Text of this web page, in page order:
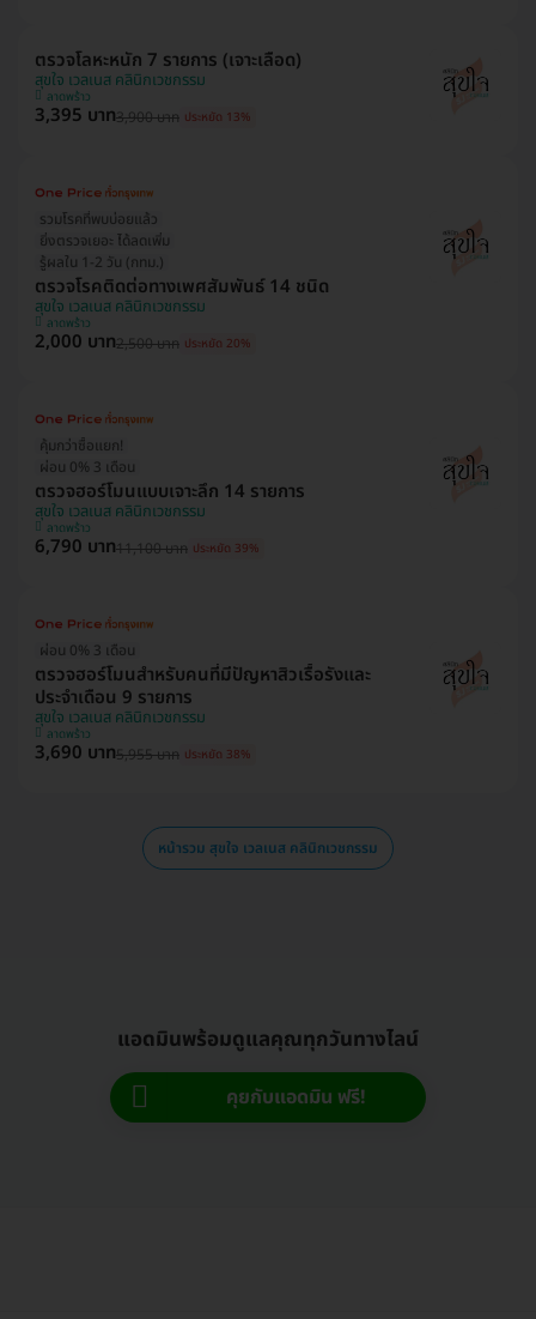
ตรวจโลหะหนัก 7 รายการ (เจาะเลือด)
สุขใจ เวลเนส คลินิกเวชกรรม
ลาดพร้าว
3,395 บาท3,900 บาท ประหยัด 13%
รวมโรคที่พบบ่อยแล้ว
ยิ่งตรวจเยอะ ได้ลดเพิ่ม
รู้ผลใน 1-2 วัน (กทม.)
ตรวจโรคติดต่อทางเพศสัมพันธ์ 14 ชนิด
สุขใจ เวลเนส คลินิกเวชกรรม
ลาดพร้าว
2,000 บาท2,500 บาท ประหยัด 20%
คุ้มกว่าซื้อแยก!
ผ่อน 0% 3 เดือน
ตรวจฮอร์โมนแบบเจาะลึก 14 รายการ
สุขใจ เวลเนส คลินิกเวชกรรม
ลาดพร้าว
6,790 บาท11,100 บาท ประหยัด 39%
ผ่อน 0% 3 เดือน
ตรวจฮอร์โมนสำหรับคนที่มีปัญหาสิวเรื้อรังและ
ประจำเดือน 9 รายการ
สุขใจ เวลเนส คลินิกเวชกรรม
ลาดพร้าว
3,690 บาท5,955 บาท ประหยัด 38%
หน้ารวม สุขใจ เวลเนส คลินิกเวชกรรม
แอดมินพร้อมดูแลคุณทุกวันทางไลน์
คุยกับแอดมิน ฟรี!